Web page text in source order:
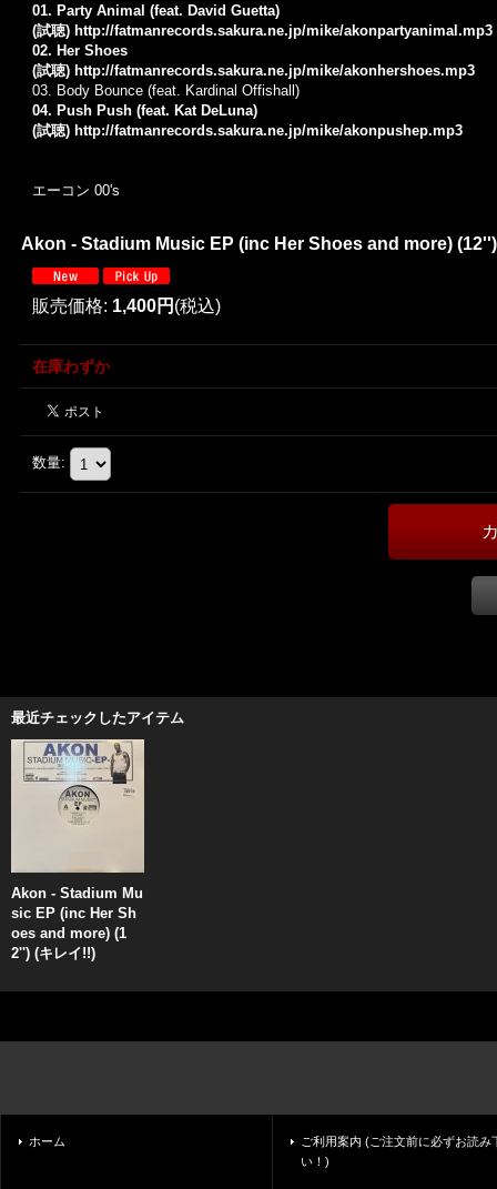
01. Party Animal (feat. David Guetta)
(試聴) http://fatmanrecords.sakura.ne.jp/mike/akonpartyanimal.mp3
02. Her Shoes
(試聴) http://fatmanrecords.sakura.ne.jp/mike/akonhershoes.mp3
03. Body Bounce (feat. Kardinal Offishall)
04. Push Push (feat. Kat DeLuna)
(試聴) http://fatmanrecords.sakura.ne.jp/mike/akonpushep.mp3
エーコン 00's
Akon - Stadium Music EP (inc Her Shoes and more)
販売価格: 1,400円 (税込)
在庫わずか
数量:
最近チェックしたアイテム
Akon - Stadium Mu
sic EP (inc Her Sh
oes and more) (1
2'') (キレイ!!)
ホーム
ご利用案内 (ご注文前に必ずお読み
い！)